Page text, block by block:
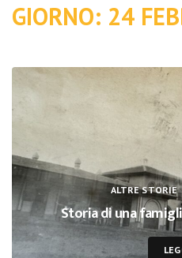
GIORNO: 24
ALTRE STORIE
Storia di una